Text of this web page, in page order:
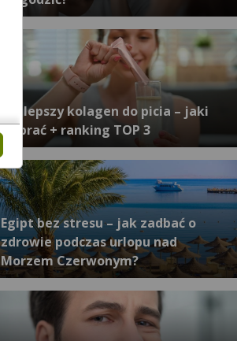
Najlepszy kolagen do picia – jaki
wybrać + ranking TOP 3
Egipt bez stresu – jak zadbać o
zdrowie podczas urlopu nad
Morzem Czerwonym?